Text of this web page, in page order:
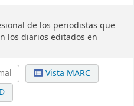
de los periodistas que
los diarios editados en
Vista MARC